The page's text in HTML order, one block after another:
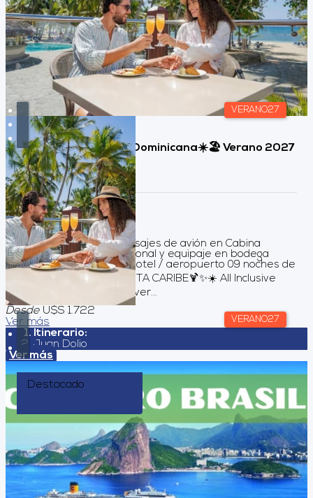
VERANO27
VERANO27
🏖️JUAN DOLIO, Rep. Dominicana☀️🏖️ Verano 2027
🌊
Duración:
10Días9Noches
Servicios incluidos Pasajes de avión en Cabina
Turista incluye art. personal y equipaje en bodega
Traslado aeropuerto / hotel / aeropuerto 09 noches de
alojamiento CORAL COSTA CARIBE🍹✨☀️ All Inclusive
Asistencia al Viajero Univer...
Desde U$S 1.722
Ver más
Itinerario:
Juan Dolio
Ver más
Destacado